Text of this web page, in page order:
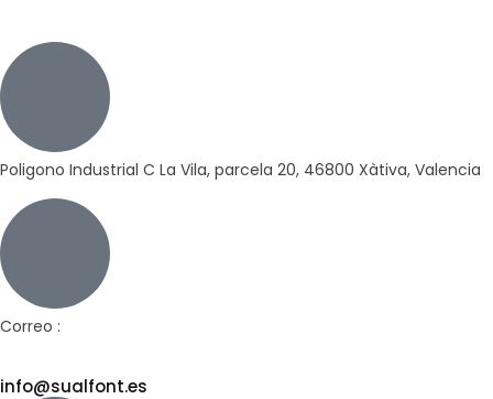
Poligono Industrial C La Vila, parcela 20, 46800 Xàtiva, Valencia
Correo :
info@sualfont.es